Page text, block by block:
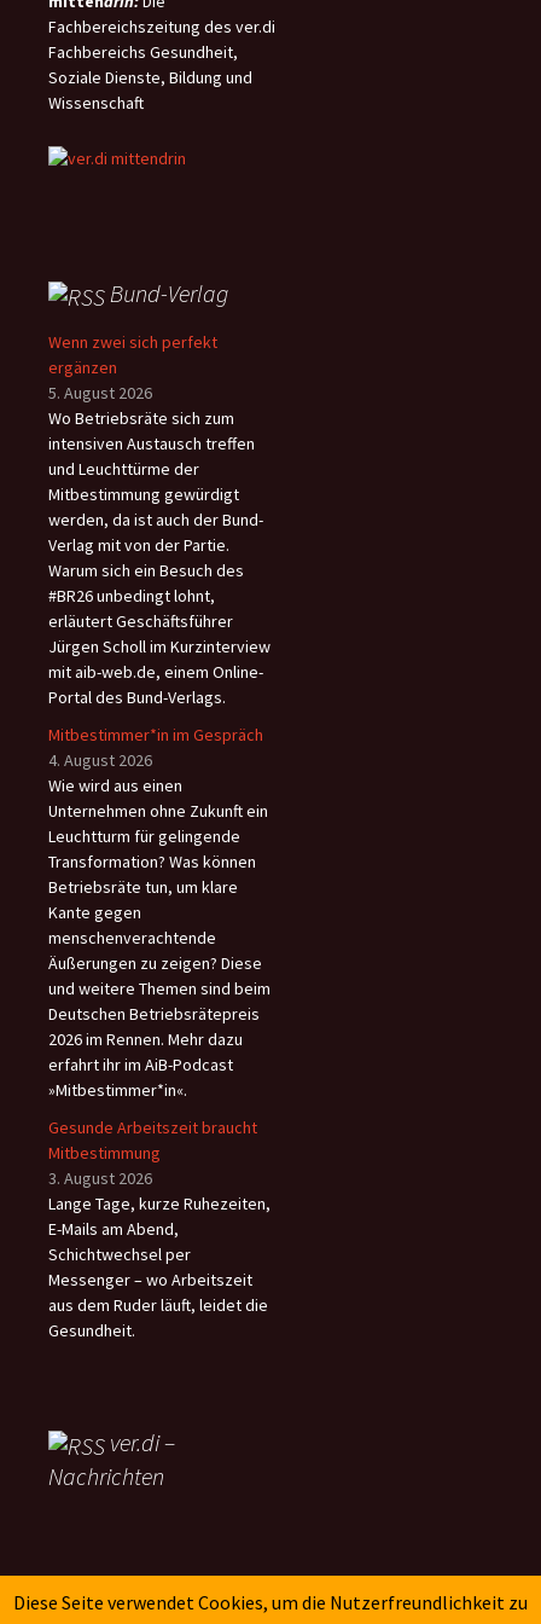
Fachbereichszeitung des ver.di
Fachbereichs Gesundheit,
Soziale Dienste, Bildung und
Wissenschaft
Bund-Verlag
Wenn zwei sich perfekt
ergänzen
5. August 2026
Wo Betriebsräte sich zum
intensiven Austausch treffen
und Leuchttürme der
Mitbestimmung gewürdigt
werden, da ist auch der Bund-
Verlag mit von der Partie.
Warum sich ein Besuch des
#BR26 unbedingt lohnt,
erläutert Geschäftsführer
Jürgen Scholl im Kurzinterview
mit aib-web.de, einem Online-
Portal des Bund-Verlags.
Mitbestimmer*in im Gespräch
4. August 2026
Wie wird aus einen
Unternehmen ohne Zukunft ein
Leuchtturm für gelingende
Transformation? Was können
Betriebsräte tun, um klare
Kante gegen
menschenverachtende
Äußerungen zu zeigen? Diese
und weitere Themen sind beim
Deutschen Betriebsrätepreis
2026 im Rennen. Mehr dazu
erfahrt ihr im AiB-Podcast
»Mitbestimmer*in«.
Gesunde Arbeitszeit braucht
Mitbestimmung
3. August 2026
Lange Tage, kurze Ruhezeiten,
E-Mails am Abend,
Schichtwechsel per
Messenger – wo Arbeitszeit
aus dem Ruder läuft, leidet die
Gesundheit.
ver.di –
Nachrichten
SK-Verlag
Diese Seite verwendet Cookies, um die Nutzerfreundlichkeit zu